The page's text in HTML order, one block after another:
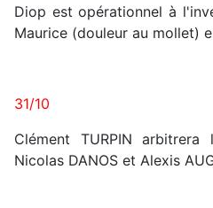
Diop est opérationnel à
Maurice (douleur au mollet)
31/10
Clément TURPIN
Nicolas DANOS et Alexis